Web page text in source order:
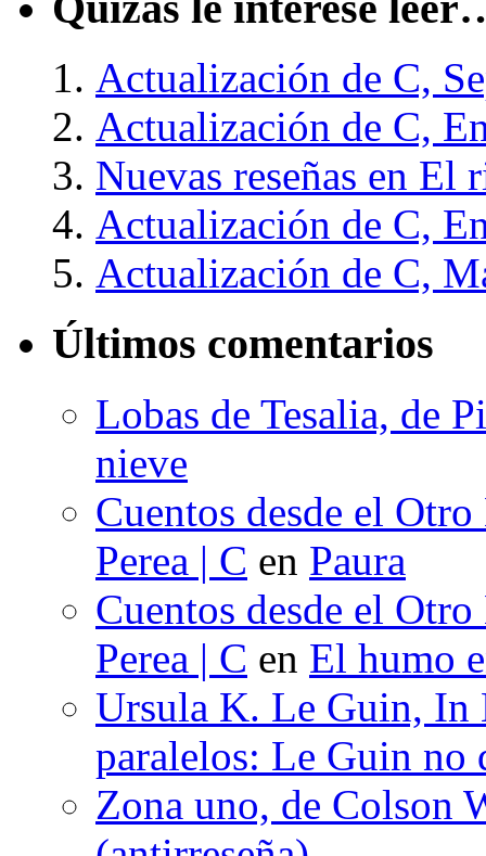
Actualización de C,
Actualización de C,
Nuevas reseñas en El
Actualización de C,
Actualización de C,
Últimos comentarios
Lobas de Tesalia, de
nieve
Cuentos desde el
Perea | C en Paura
Cuentos desde el
Perea | C en El humo
Ursula K. Le Guin, In
paralelos: Le Guin no
Zona uno, de Colson